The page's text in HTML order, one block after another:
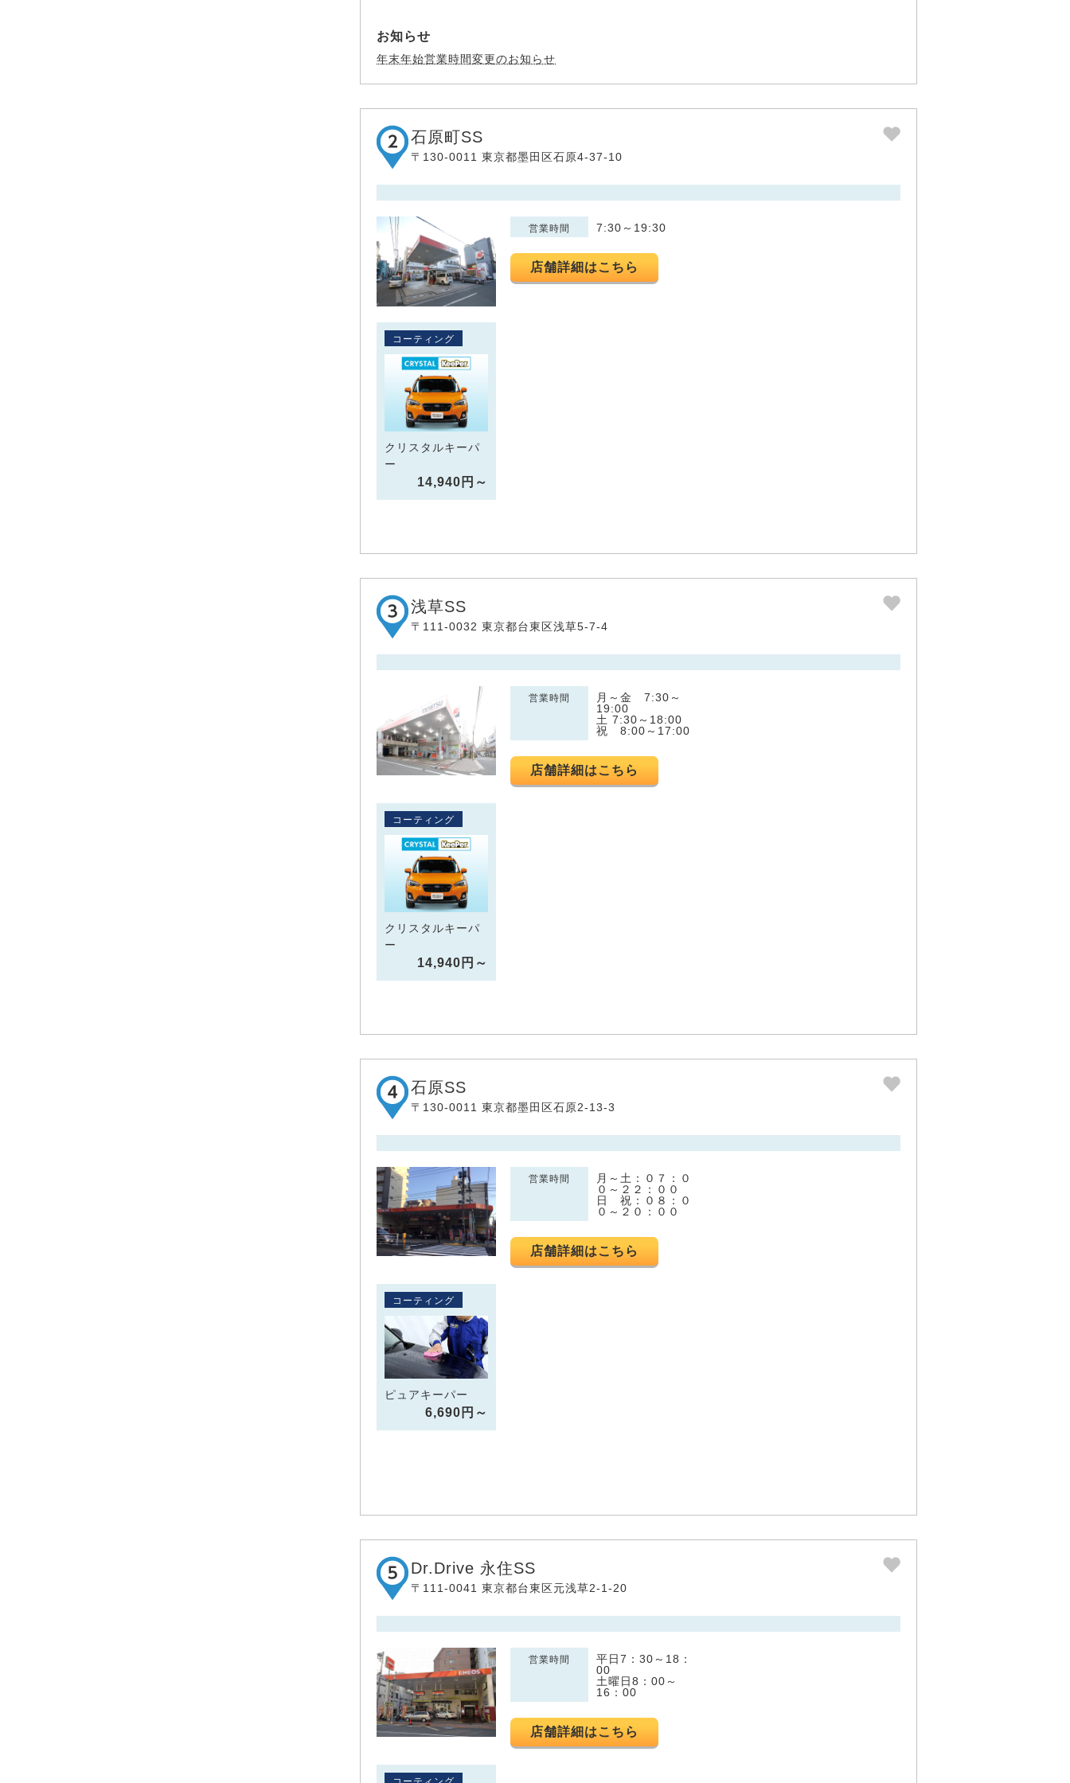
お知らせ
年末年始営業時間変更のお知らせ
石原町SS
〒130-0011 東京都墨田区石原4-37-10
営業時間 7:30～19:30
店舗詳細はこちら
コーティング
クリスタルキーパ
ー
14,940円～
浅草SS
〒111-0032 東京都台東区浅草5-7-4
営業時間
月～金 7:30～
19:00
土 7:30～18:00
祝 8:00～17:00
店舗詳細はこちら
コーティング
クリスタルキーパ
ー
14,940円～
石原SS
〒130-0011 東京都墨田区石原2-13-3
営業時間
月～土：０７：０
０～２２：００
日 祝：０８：０
０～２０：００
店舗詳細はこちら
コーティング
ピュアキーパー
6,690円～
Dr.Drive 永住SS
〒111-0041 東京都台東区元浅草2-1-20
営業時間
平日7：30～18：
00
土曜日8：00～
16：00
店舗詳細はこちら